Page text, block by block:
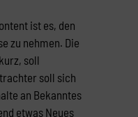
ist es, den
zu nehmen. Die
soll
soll sich
an Bekanntes
etwas Neues